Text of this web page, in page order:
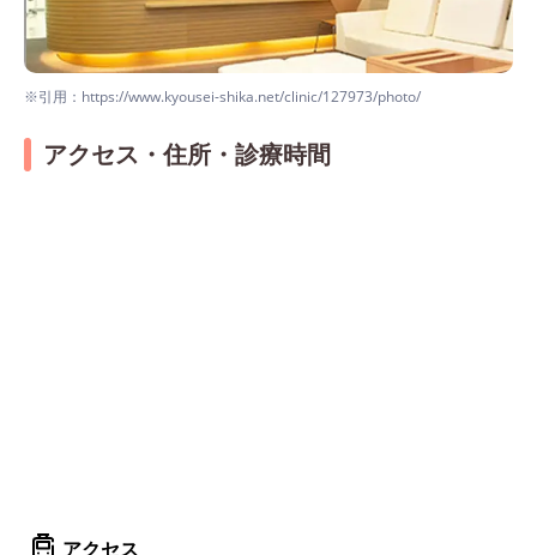
※引用：https://www.kyousei-shika.net/clinic/127973/photo/
アクセス・住所・診療時間
アクセス